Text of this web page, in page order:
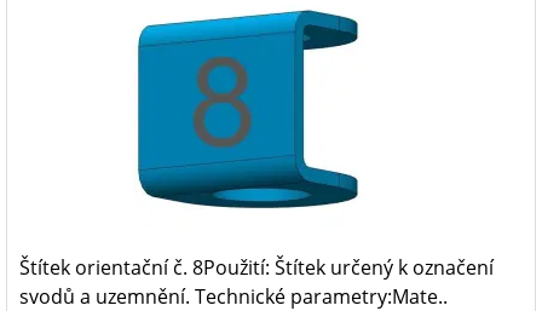
Štítek orientační č. 8Použití: Štítek určený k označení
svodů a uzemnění. Technické parametry:Mate..